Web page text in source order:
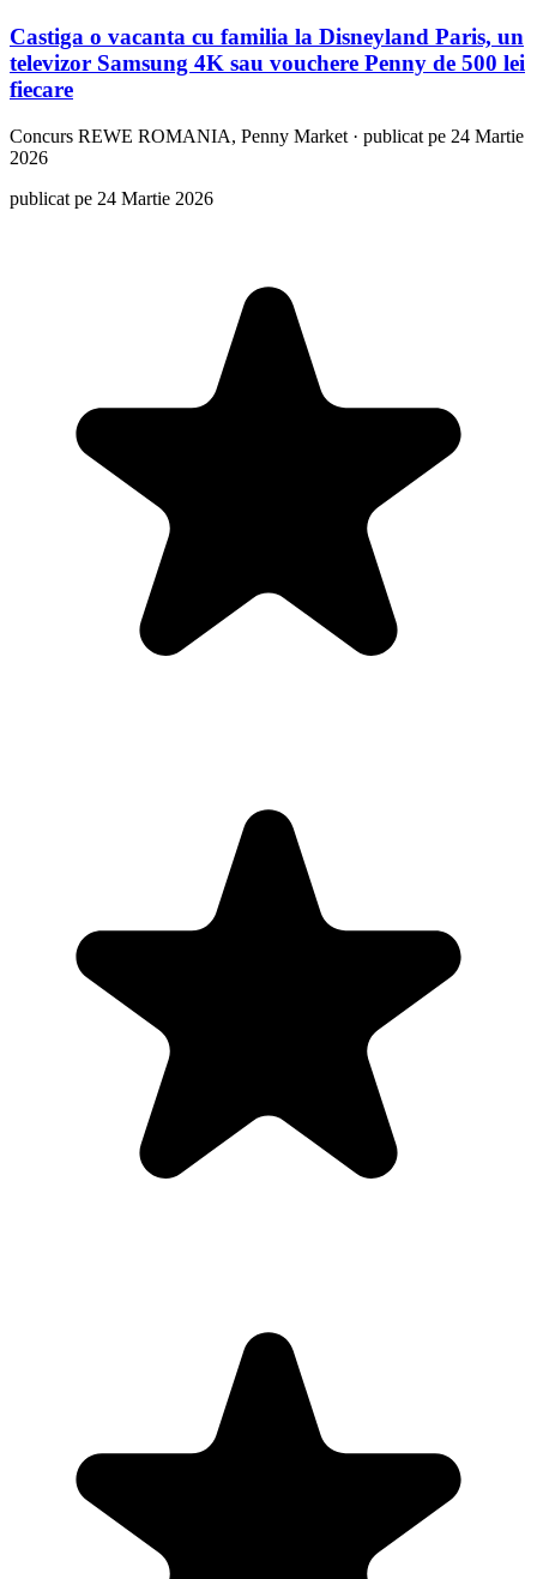
Castiga o vacanta cu familia la Disneyland Paris, un
televizor Samsung 4K sau vouchere Penny de 500 lei
fiecare
Concurs REWE ROMANIA, Penny Market · publicat pe 24 Martie
2026
publicat pe 24 Martie 2026